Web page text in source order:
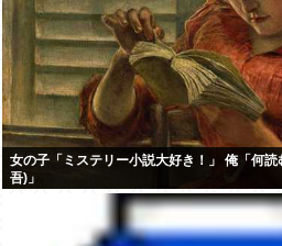
女の子「ミステリー小説大好き！」 俺「何
吾)」